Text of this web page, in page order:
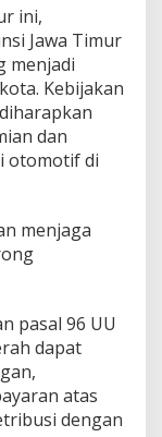
ini,
Jawa Timur
menjadi
Kebijakan
dan
otomotif di
menjaga
pasal 96 UU
dapat
atas
dengan